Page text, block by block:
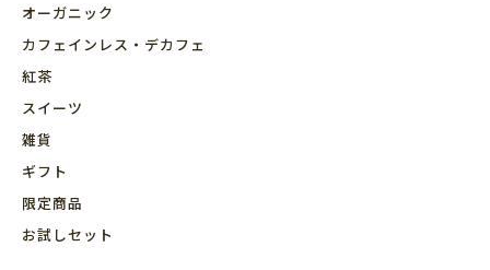
オーガニック
カフェインレス・デカフェ
紅茶
スイーツ
雑貨
ギフト
限定商品
お試しセット